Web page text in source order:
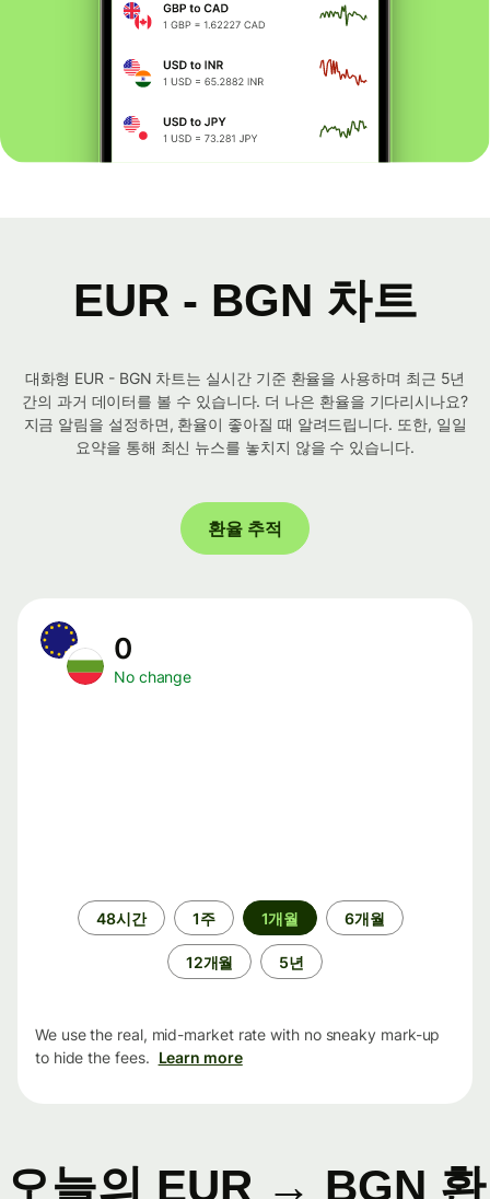
EUR - BGN 차트
대화형 EUR - BGN 차트는 실시간 기준 환율을 사용하며 최근 5년
간의 과거 데이터를 볼 수 있습니다. 더 나은 환율을 기다리시나요?
지금 알림을 설정하면, 환율이 좋아질 때 알려드립니다. 또한, 일일
요약을 통해 최신 뉴스를 놓치지 않을 수 있습니다.
환율 추적
0
No change
48시간 1주 1개월 6개월
12개월 5년
We use the real, mid-market rate with no sneaky mark-up
to hide the fees. Learn more
오늘의 EUR → BGN 환